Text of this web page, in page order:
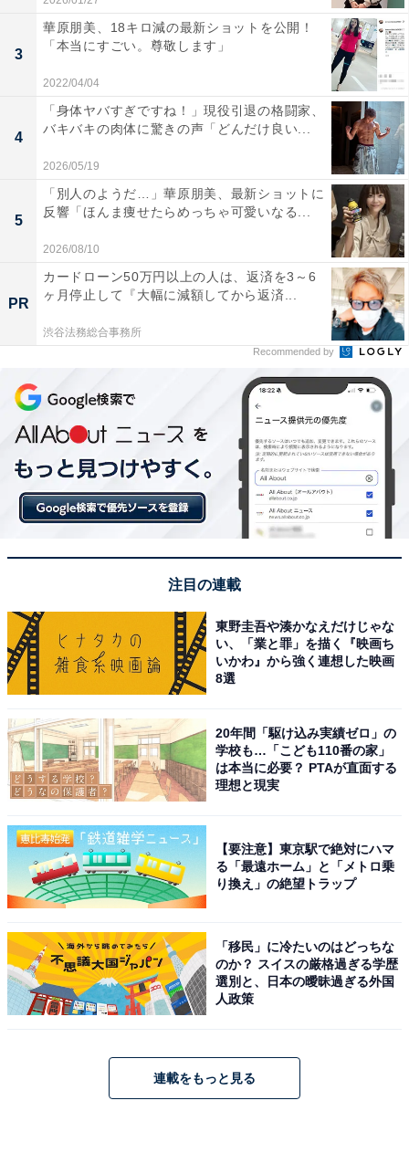
3
華原朋美、18キロ減の最新ショットを公開！
「本当にすごい。尊敬します」
2022/04/04
4
「身体ヤバすぎですね！」現役引退の格闘家、
バキバキの肉体に驚きの声「どんだけ良い...
2026/05/19
5
「別人のようだ…」華原朋美、最新ショットに
反響「ほんま痩せたらめっちゃ可愛いなる...
2026/08/10
PR
カードローン50万円以上の人は、返済を3～6
ヶ月停止して『大幅に減額してから返済...
渋谷法務総合事務所
Recommended by
注目の連載
東野圭吾や湊かなえだけじゃな
い、「業と罪」を描く『映画ち
いかわ』から強く連想した映画
8選
20年間「駆け込み実績ゼロ」の
学校も…「こども110番の家」
は本当に必要？ PTAが直面する
理想と現実
【要注意】東京駅で絶対にハマ
る「最遠ホーム」と「メトロ乗
り換え」の絶望トラップ
「移民」に冷たいのはどっちな
のか？ スイスの厳格過ぎる学歴
選別と、日本の曖昧過ぎる外国
人政策
連載をもっと見る